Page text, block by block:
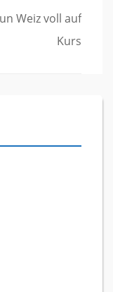
Weiz voll auf
Kurs